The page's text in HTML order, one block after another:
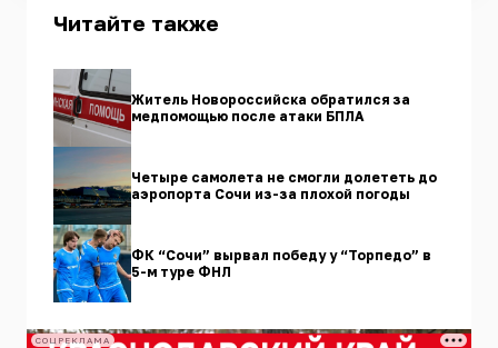
Читайте также
Житель Новороссийска обратился за
медпомощью после атаки БПЛА
Четыре самолета не смогли долететь до
аэропорта Сочи из-за плохой погоды
ФК “Сочи” вырвал победу у “Торпедо” в
5-м туре ФНЛ
СОЦРЕКЛАМА